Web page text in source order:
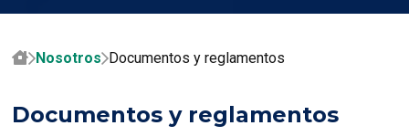
Nosotros Documentos y reglamentos
Documentos y reglamentos